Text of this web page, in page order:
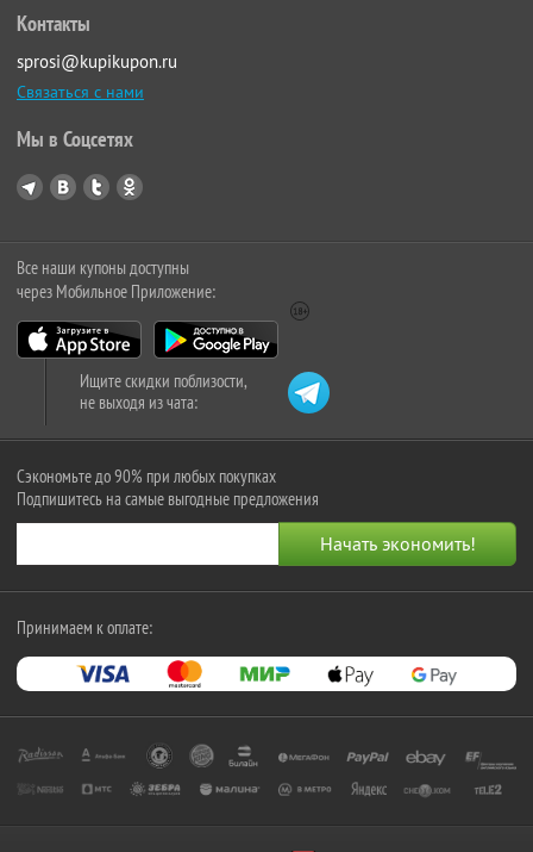
Контакты
sprosi@kupikupon.ru
Связаться с нами
Мы в Соцсетях
Все наши купоны доступны
через Мобильное Приложение:
Ищите скидки поблизости,
не выходя из чата:
Сэкономьте до 90% при любых покупках
Подпишитесь на самые выгодные предложения
Принимаем к оплате: